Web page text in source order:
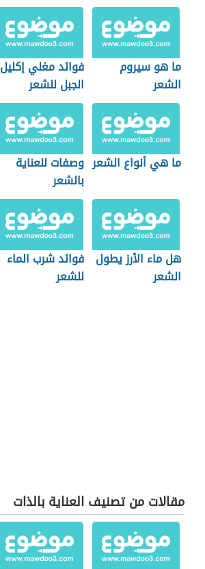
ما هو سيروم
الشعر
فوائد مغلي إكليل
الجبل للشعر
ما هي أنواع الشعر وصفات للعناية
بالشعر
هل ماء الأرز يطول
الشعر
فوائد شرب الماء
للشعر
مقالات من تصنيف العناية بالذات